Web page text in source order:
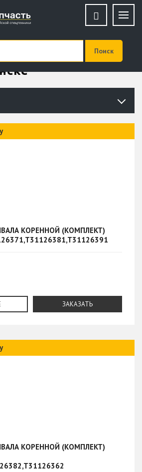
Perkins в
КОРЕННОЙ (КОМПЛЕКТ)
ЗАКАЗАТЬ
КОРЕННОЙ (КОМПЛЕКТ)